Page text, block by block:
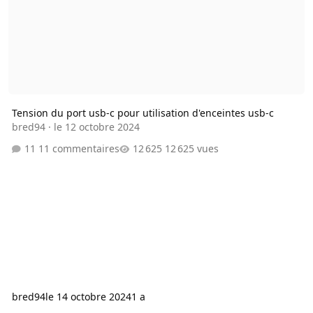
Tension du port usb-c pour utilisation d'enceintes usb-c
bred94· le 12 octobre 2024
11 commentaires
12 625 vues
bred94le 14 octobre 20241 a